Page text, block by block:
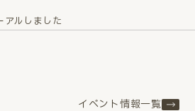
アルしました
イベント情報一覧